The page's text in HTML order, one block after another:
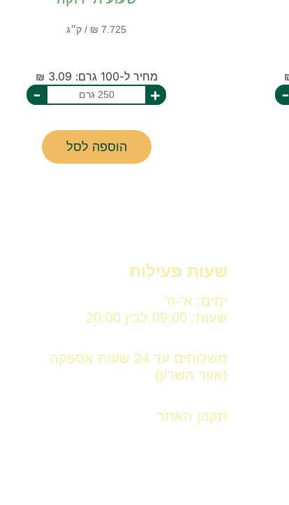
-
מחיר ל-100 גרם: 3.09 ₪
+
-
הוספה לסל
שעות פעילות
ימים: א’-ה’
שעות: 09:00 לבין 20:00
משלוחים עד 24 שעות אספקה
(אזור השרון)
תקנון האתר